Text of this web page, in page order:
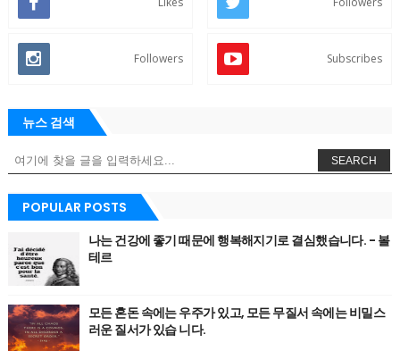
Followers Subscribes
뉴스 검색
SEARCH
POPULAR POSTS
나는 건강에 좋기 때문에 행복해지기로 결심했습니다. - 볼
테르
모든 혼돈 속에는 우주가 있고, 모든 무질서 속에는 비밀스
러운 질서가 있습 니다.